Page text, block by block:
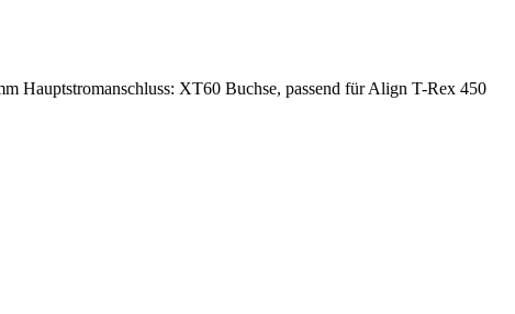
Hauptstromanschluss: XT60 Buchse, passend für Align T-Rex 450